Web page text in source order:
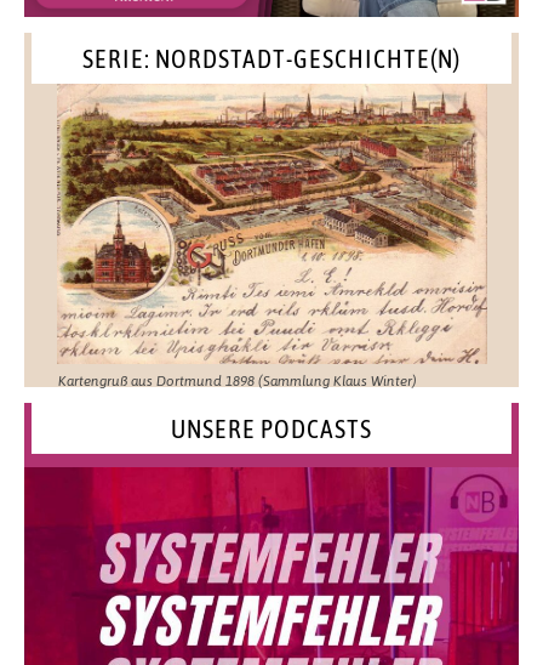
SERIE: NORDSTADT-GESCHICHTE(N)
Kartengruß aus Dortmund 1898 (Sammlung Klaus Winter)
UNSERE PODCASTS